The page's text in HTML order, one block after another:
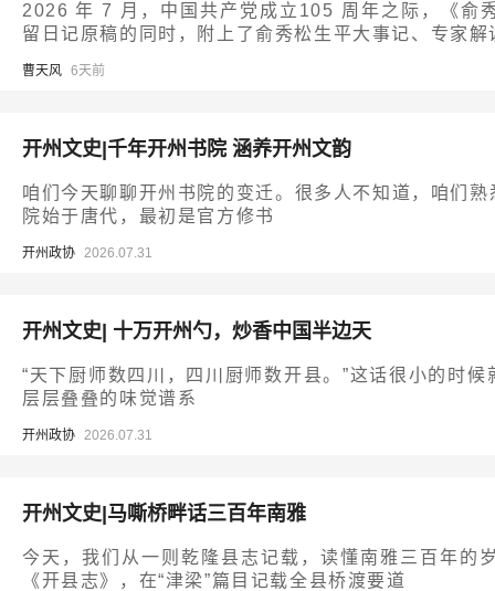
2026 年 7 月，中国共产党成立105 周年之际，《俞
留日记原稿的同时，附上了俞秀松生平大事记、专家
曹天风 6天前
开州文史|千年开州书院 涵养开州文韵
咱们今天聊聊开州书院的变迁。很多人不知道，咱们
院始于唐代，最初是官方修书
开州政协 2026.07.31
开州文史| 十万开州勺，炒香中国半边天
“天下厨师数四川，四川厨师数开县。”这话很小的时
层层叠叠的味觉谱系
开州政协 2026.07.31
开州文史|马嘶桥畔话三百年南雅
今天，我们从一则乾隆县志记载，读懂南雅三百年的
《开县志》，在“津梁”篇目记载全县桥渡要道